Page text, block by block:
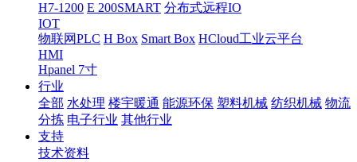
H7-1200 E 200SMART 分布式远程IO
IOT
物联网PLC H Box Smart Box HCloud工业云平台
HMI
Hpanel 7寸
行业
全部 水处理 楼宇暖通 能源环保 塑料机械 纺织机械 物流
分拣 电子行业 其他行业
支持
技术资料